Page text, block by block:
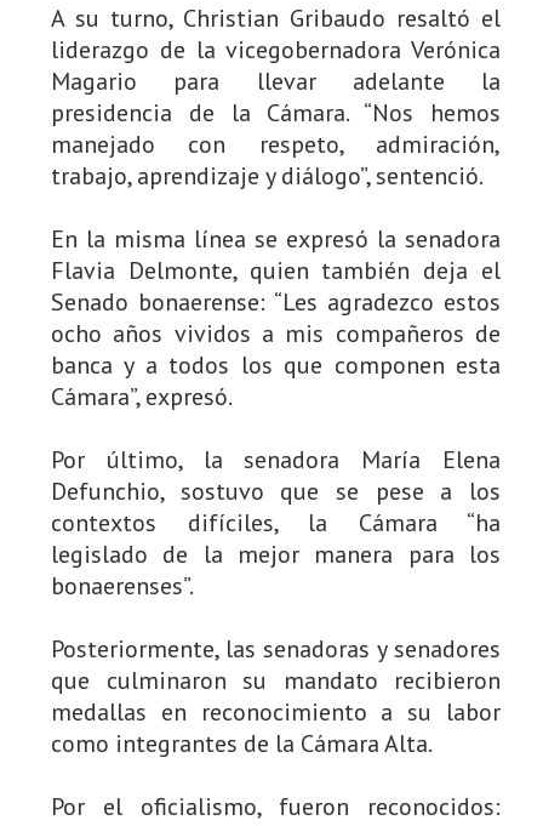
A su turno, Christian Gribaudo resaltó el
liderazgo de la vicegobernadora Verónica
Magario para llevar adelante la
presidencia de la Cámara. “Nos hemos
manejado con respeto, admiración,
trabajo, aprendizaje y diálogo”, sentenció.
En la misma línea se expresó la senadora
Flavia Delmonte, quien también deja el
Senado bonaerense: “Les agradezco estos
ocho años vividos a mis compañeros de
banca y a todos los que componen esta
Cámara”, expresó.
Por último, la senadora María Elena
Defunchio, sostuvo que se pese a los
contextos difíciles, la Cámara “ha
legislado de la mejor manera para los
bonaerenses”.
Posteriormente, las senadoras y senadores
que culminaron su mandato recibieron
medallas en reconocimiento a su labor
como integrantes de la Cámara Alta.
Por el oficialismo, fueron reconocidos: